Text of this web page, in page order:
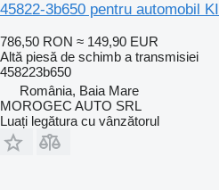
45822-3b650 pentru automobil
786,50 RON ≈ 149,90 EUR
Altă piesă de schimb a transmisiei
458223b650
România, Baia Mare
MOROGEC AUTO SRL
Luați legătura cu vânzătorul